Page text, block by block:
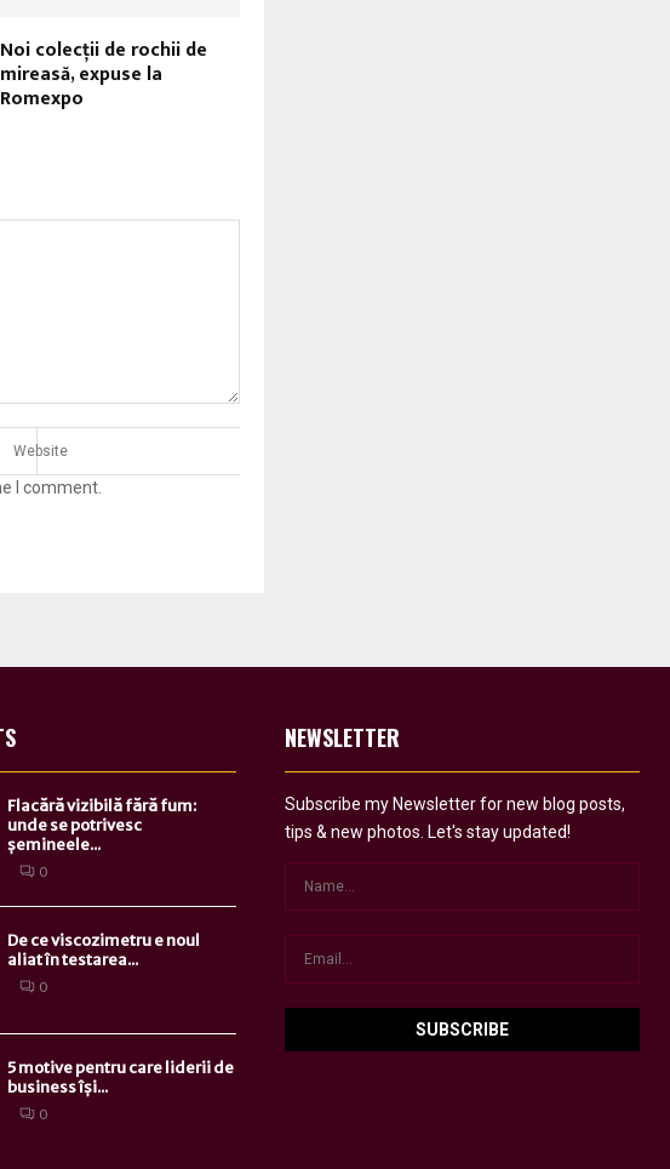
Noi colecții de rochii de
mireasă, expuse la
Romexpo
I comment.
Flacără vizibilă fără fum:
unde se potrivesc
șemineele...
0
De ce viscozimetru e noul
aliat în testarea...
0
5 motive pentru care liderii de
business își...
0
NEWSLETTER
Subscribe my Newsletter for new blog posts,
tips & new photos. Let's stay updated!